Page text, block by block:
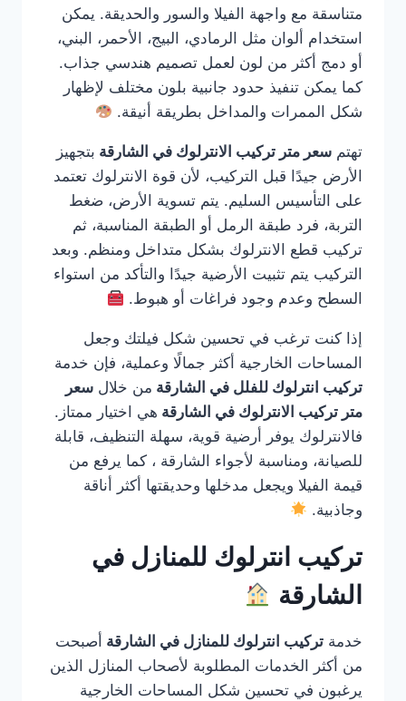
متناسقة مع واجهة الفيلا والسور والحديقة. يمكن
استخدام ألوان مثل الرمادي، البيج، الأحمر، البني،
أو دمج أكثر من لون لعمل تصميم هندسي جذاب.
كما يمكن تنفيذ حدود جانبية بلون مختلف لإظهار
شكل الممرات والمداخل بطريقة أنيقة.
تهتم سعر متر تركيب الانترلوك في الشارقة بتجهيز
الأرض جيدًا قبل التركيب، لأن قوة الانترلوك تعتمد
على التأسيس السليم. يتم تسوية الأرض، ضغط
التربة، فرد طبقة الرمل أو الطبقة المناسبة، ثم
تركيب قطع الانترلوك بشكل متداخل ومنظم. وبعد
التركيب يتم تثبيت الأرضية جيدًا والتأكد من استواء
السطح وعدم وجود فراغات أو هبوط.
إذا كنت ترغب في تحسين شكل فيلتك وجعل
المساحات الخارجية أكثر جمالًا وعملية، فإن خدمة
تركيب انترلوك للفلل في الشارقة من خلال سعر
متر تركيب الانترلوك في الشارقة هي اختيار ممتاز.
فالانترلوك يوفر أرضية قوية، سهلة التنظيف، قابلة
للصيانة، ومناسبة لأجواء الشارقة ، كما يرفع من
قيمة الفيلا ويجعل مدخلها وحديقتها أكثر أناقة
وجاذبية.
تركيب انترلوك للمنازل في
الشارقة
خدمة تركيب انترلوك للمنازل في الشارقة أصبحت
من أكثر الخدمات المطلوبة لأصحاب المنازل الذين
يرغبون في تحسين شكل المساحات الخارجية